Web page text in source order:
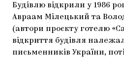
CARPATHIAN CULT
Будівлю відкрили у 1986
Авраам Мілецький та
(автори проєкту готелю
відкриття будівля
письменників України,